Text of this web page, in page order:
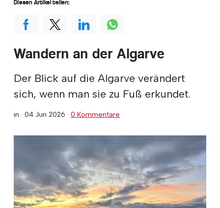
Wandern an der Algarve
Der Blick auf die Algarve verändert
sich, wenn man sie zu Fuß erkundet.
in · 04 Jun 2026 · 0 Kommentare
Diesen Artikel teilen: